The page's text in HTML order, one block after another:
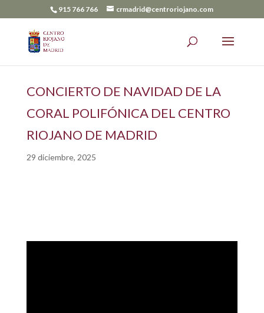
915 766 766 crmadrid@centroriojano.com
CONCIERTO DE NAVIDAD DE LA
CORAL POLIFÓNICA DEL CENTRO
RIOJANO DE MADRID
29 diciembre, 2025